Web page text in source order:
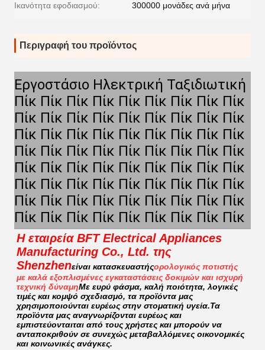
Ικανότητα εφοδιασμού: 300000 μονάδες ανά μήνα
Περιγραφή του προϊόντος
Εργοστάσιο Ηλεκτρική Ταξιδιωτική
Πίκ Πίκ Πίκ Πίκ Πίκ Πίκ Πίκ Πίκ Πίκ
Πίκ Πίκ Πίκ Πίκ Πίκ Πίκ Πίκ Πίκ Πίκ
Πίκ Πίκ Πίκ Πίκ Πίκ Πίκ Πίκ Πίκ Πίκ
Πίκ Πίκ Πίκ Πίκ Πίκ Πίκ Πίκ Πίκ Πίκ
Πίκ Πίκ Πίκ Πίκ Πίκ Πίκ Πίκ Πίκ Πίκ
Πίκ Πίκ Πίκ Πίκ Πίκ Πίκ Πίκ Πίκ Πίκ
Πίκ Πίκ Πίκ Πίκ Πίκ Πίκ Πίκ Πίκ Πίκ
Πίκ Πίκ Πίκ Πίκ Πίκ Πίκ Πίκ Πίκ Πίκ
Η εταιρεία BFT Electrical Appliances
Manufacturing Co., Ltd. της
Shenzhenείναι κατασκευαστήςορολογικός ποτιστής
με καλά εξοπλισμένες εγκαταστάσεις δοκιμών και ισχυρή
τεχνική δύναμηΜε ευρύ φάσμα, καλή ποιότητα, λογικές
τιμές και κομψό σχεδιασμό, τα προϊόντα μας
χρησιμοποιούνται ευρέως στην στοματική υγεία.Τα
προϊόντα μας αναγνωρίζονται ευρέως και
εμπιστεύονταιται από τους χρήστες και μπορούν να
ανταποκριθούν σε συνεχώς μεταβαλλόμενες οικονομικές
και κοινωνικές ανάγκες.